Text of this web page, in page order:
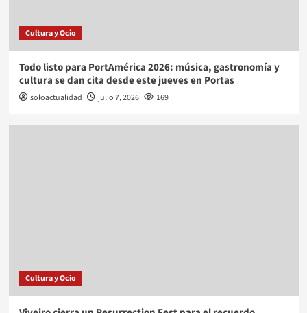
Cultura y Ocio
Todo listo para PortAmérica 2026: música, gastronomía y
cultura se dan cita desde este jueves en Portas
soloactualidad julio 7, 2026 169
Cultura y Ocio